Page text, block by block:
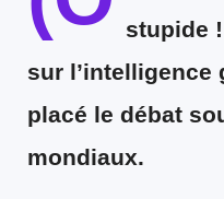
stupide
sur l’intelligence
placé le débat
mondiaux.